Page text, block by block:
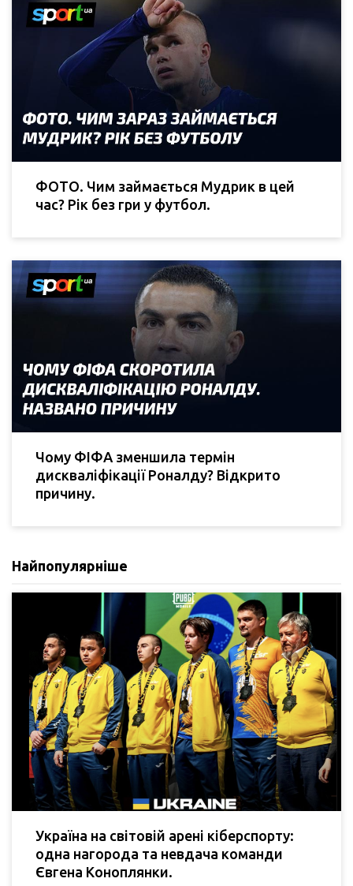
ФОТО. Чим займається Мудрик в цей
час? Рік без гри у футбол.
Чому ФІФА зменшила термін
дискваліфікації Роналду? Відкрито
причину.
Найпопулярніше
Україна на світовій арені кіберспорту:
одна нагорода та невдача команди
Євгена Коноплянки.